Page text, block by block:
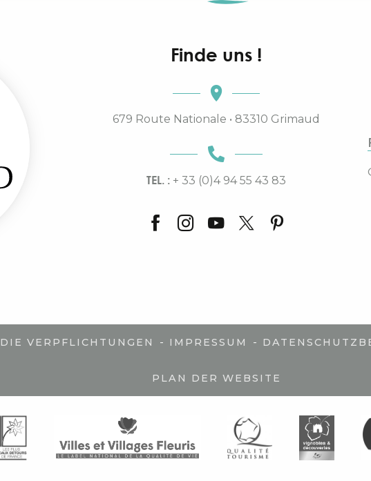
Finde uns !
679 Route Nationale • 83310 Grimaud
TEL. : + 33 (0)4 94 55 43 83
DIE VERPFLICHTUNGEN - IMPRESSUM -
PLAN DER WEBSITE